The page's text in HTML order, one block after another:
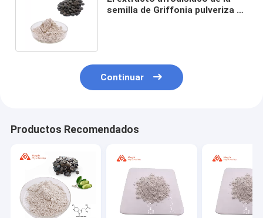
semilla de Griffonia pulveriza el
Continuar
Productos Recomendados